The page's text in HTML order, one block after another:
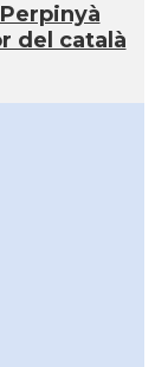
del català